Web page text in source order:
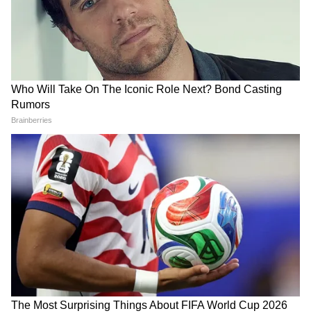
आर्टिस्टिक लुक, जापानी तकनीक से बनाएं खूबसूरत
‘कोकेडामा’
ABOUT THE AUTHOR
RJ Rakhee Jhawar
राखी झवर। मीडिया जगत में 30 साल का अनुभव। 1995 से पत्रकारिता